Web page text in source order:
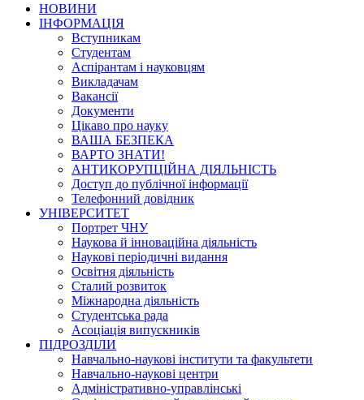
НОВИНИ
ІНФОРМАЦІЯ
Вступникам
Студентам
Аспірантам і науковцям
Викладачам
Вакансії
Документи
Цікаво про науку
ВАША БЕЗПЕКА
ВАРТО ЗНАТИ!
АНТИКОРУПЦІЙНА ДІЯЛЬНІСТЬ
Доступ до публічної інформації
Телефонний довідник
УНІВЕРСИТЕТ
Портрет ЧНУ
Наукова й інноваційна діяльність
Наукові періодичні видання
Освітня діяльність
Сталий розвиток
Міжнародна діяльність
Студентська рада
Асоціація випускників
ПІДРОЗДІЛИ
Навчально-наукові інститути та факультети
Навчально-наукові центри
Адміністративно-управлінські